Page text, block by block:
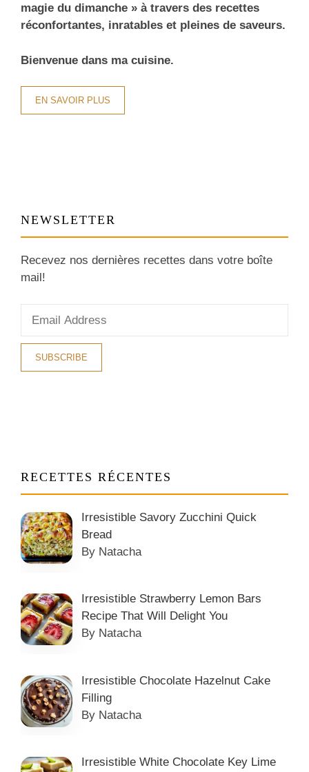
magie du dimanche » à travers des recettes
réconfortantes, inratables et pleines de saveurs.
Bienvenue dans ma cuisine.
EN SAVOIR PLUS
NEWSLETTER
Recevez nos dernières recettes dans votre boîte
mail!
RECETTES RÉCENTES
Irresistible Savory Zucchini Quick
Bread
By Natacha
Irresistible Strawberry Lemon Bars
Recipe That Will Delight You
By Natacha
Irresistible Chocolate Hazelnut Cake
Filling
By Natacha
Irresistible White Chocolate Key Lime